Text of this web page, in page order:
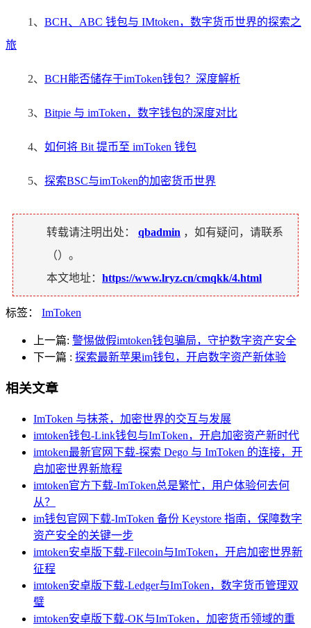
1、 BCH、ABC 钱包与 IMtoken，数字货币世界的探索之
旅
2、 BCH能否储存于imToken钱包？深度解析
3、 Bitpie 与 imToken，数字钱包的深度对比
4、 如何将 Bit 提币至 imToken 钱包
5、 探索BSC与imToken的加密货币世界
转载请注明出处： qbadmin ，如有疑问，请联系
（）。
本文地址： https://www.lryz.cn/cmqkk/4.html
标签： ImToken
上一篇: 警惕做假imtoken钱包骗局，守护数字资产安全
下一篇 : 探索最新苹果im钱包，开启数字资产新体验
相关文章
ImToken 与抹茶，加密世界的交互与发展
imtoken钱包-Link钱包与ImToken，开启加密资产新时代
imtoken最新官网下载-探索 Dego 与 ImToken 的连接，开
启加密世界新旅程
imtoken官方下载-ImToken总是繁忙，用户体验何去何
从？
im钱包官网下载-ImToken 备份 Keystore 指南，保障数字
资产安全的关键一步
imtoken安卓版下载-Filecoin与ImToken，开启加密世界新
征程
imtoken安卓版下载-Ledger与ImToken，数字货币管理双
璧
imtoken安卓版下载-OK与ImToken，加密货币领域的重